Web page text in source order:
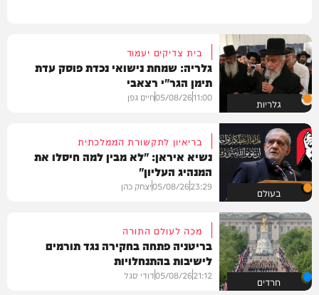
גלריות
בית צדיקים יעמוד
גלריה: שמחת נישואי נכדת פוסק עדת
תימן הגר"י רצאבי
11:00
05/08/26חיים גפן
בעולם
בריאיון לתקשורת הממלכתית
נשיא איראן: "לא מבין למה חיסלו את
המנהיג העליון"
23:29
05/08/26יצחק כהן
חרדים
מכה לעולם התורה
בריטניה פתחה בחקירה נגד תורמים
לישיבות בהתנחלויות
21:12
05/08/26דודי סגל